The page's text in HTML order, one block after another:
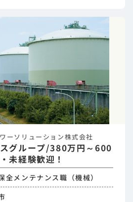
ーソリューション株式会社
グループ/380万円～600
未経験歓迎！
全メンテナンス職（機械）